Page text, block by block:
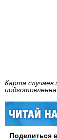
Карта случаев
Поделиться